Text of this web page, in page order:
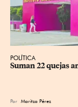
POLÍTICA
Suman 22 quejas
Por Maritza Pérez